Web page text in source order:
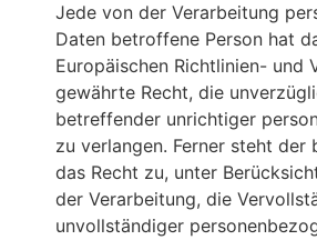
Jede von der Verarbeitung
Daten betroffene Person hat
Europäischen Richtlinien- und
gewährte Recht, die
betreffender unrichtiger
zu verlangen. Ferner steht der
das Recht zu, unter
der Verarbeitung, die
unvollständiger